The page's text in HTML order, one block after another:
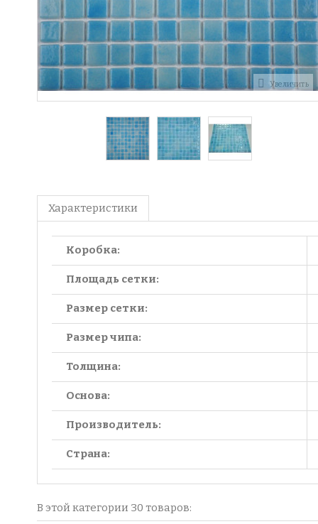
Увеличить
Характеристики
Коробка:
Площадь сетки:
Размер сетки:
Размер чипа:
Толщина:
Основа:
Производитель:
Страна:
В этой категории 30 товаров: